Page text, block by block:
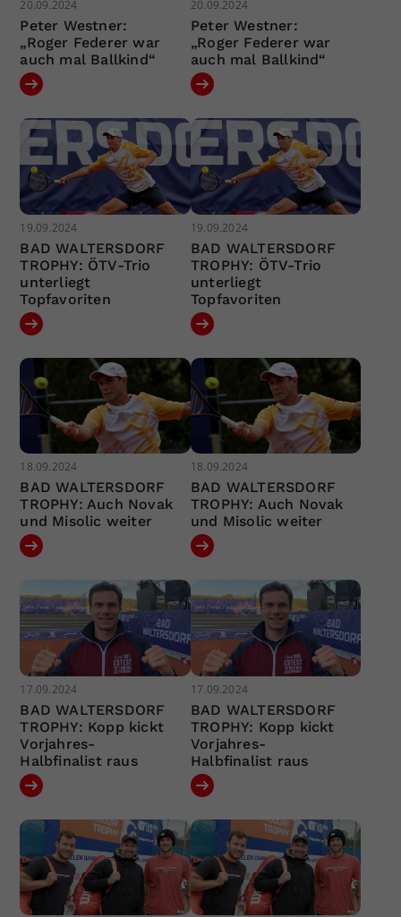
20.09.2024
Peter Westner:
„Roger Federer war
auch mal Ballkind“
20.09.2024
Peter Westner:
„Roger Federer war
auch mal Ballkind“
19.09.2024
BAD WALTERSDORF
TROPHY: ÖTV-Trio
unterliegt
Topfavoriten
19.09.2024
BAD WALTERSDORF
TROPHY: ÖTV-Trio
unterliegt
Topfavoriten
18.09.2024
BAD WALTERSDORF
TROPHY: Auch Novak
und Misolic weiter
18.09.2024
BAD WALTERSDORF
TROPHY: Auch Novak
und Misolic weiter
17.09.2024
BAD WALTERSDORF
TROPHY: Kopp kickt
Vorjahres-
Halbfinalist raus
17.09.2024
BAD WALTERSDORF
TROPHY: Kopp kickt
Vorjahres-
Halbfinalist raus